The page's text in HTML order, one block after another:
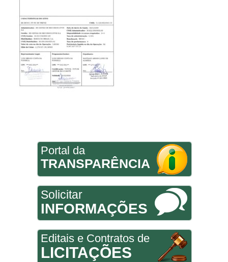
Portal da
TRANSPARÊNCIA
Solicitar
INFORMAÇÕES
Editais e Contratos de
LICITAÇÕES